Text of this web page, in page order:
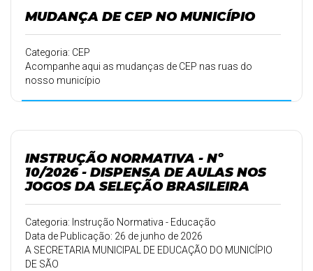
MUDANÇA DE CEP NO MUNICÍPIO
Categoria: CEP
Acompanhe aqui as mudanças de CEP nas ruas do
nosso município
INSTRUÇÃO NORMATIVA - Nº
10/2026 - DISPENSA DE AULAS NOS
JOGOS DA SELEÇÃO BRASILEIRA
Categoria: Instrução Normativa - Educação
Data de Publicação: 26 de junho de 2026
A SECRETARIA MUNICIPAL DE EDUCAÇÃO DO MUNICÍPIO
DE SÃO